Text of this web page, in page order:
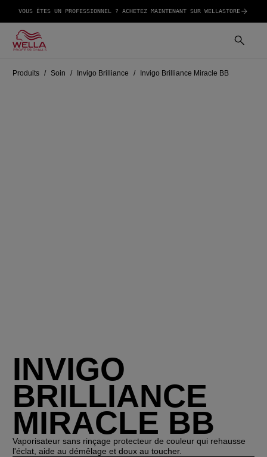
VOUS ÊTES UN PROFESSIONNEL ? ACHETEZ MAINTENANT SUR WELLASTORE
Produits Soin Invigo Brilliance Invigo Brilliance Miracle BB
INVIGO
BRILLIANCE
MIRACLE BB
Vaporisateur sans rinçage protecteur de couleur qui rehausse
l'éclat, aide au démêlage et doux au toucher.